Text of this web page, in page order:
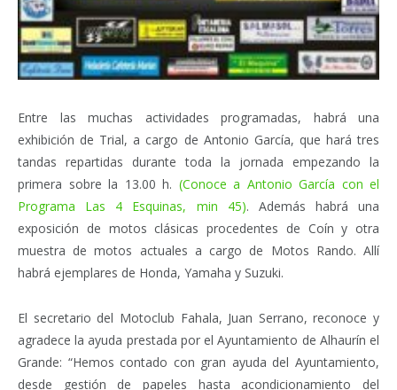
Entre las muchas actividades programadas, habrá una
exhibición de Trial, a cargo de Antonio García, que hará tres
tandas repartidas durante toda la jornada empezando la
primera sobre la 13.00 h. (Conoce a Antonio García con el
Programa Las 4 Esquinas, min 45). Además habrá una
exposición de motos clásicas procedentes de Coín y otra
muestra de motos actuales a cargo de Motos Rando. Allí
habrá ejemplares de Honda, Yamaha y Suzuki.
El secretario del Motoclub Fahala, Juan Serrano, reconoce y
agradece la ayuda prestada por el Ayuntamiento de Alhaurín el
Grande: “Hemos contado con gran ayuda del Ayuntamiento,
desde gestión de papeles hasta acondicionamiento del